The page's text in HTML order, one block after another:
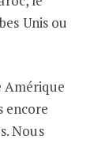
Unis ou
Amérique
encore
Nous